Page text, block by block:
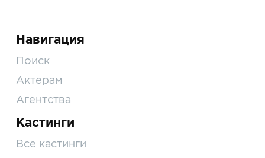
Навигация
Поиск
Актерам
Агентства
Кастинги
Все кастинги